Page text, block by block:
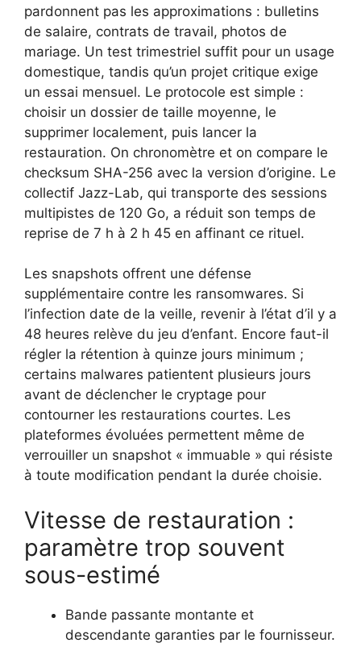
pardonnent pas les approximations : bulletins
de salaire, contrats de travail, photos de
mariage. Un test trimestriel suffit pour un usage
domestique, tandis qu’un projet critique exige
un essai mensuel. Le protocole est simple :
choisir un dossier de taille moyenne, le
supprimer localement, puis lancer la
restauration. On chronomètre et on compare le
checksum SHA-256 avec la version d’origine. Le
collectif Jazz-Lab, qui transporte des sessions
multipistes de 120 Go, a réduit son temps de
reprise de 7 h à 2 h 45 en affinant ce rituel.
Les snapshots offrent une défense
supplémentaire contre les ransomwares. Si
l’infection date de la veille, revenir à l’état d’il y a
48 heures relève du jeu d’enfant. Encore faut-il
régler la rétention à quinze jours minimum ;
certains malwares patientent plusieurs jours
avant de déclencher le cryptage pour
contourner les restaurations courtes. Les
plateformes évoluées permettent même de
verrouiller un snapshot « immuable » qui résiste
à toute modification pendant la durée choisie.
Vitesse de restauration :
paramètre trop souvent
sous-estimé
Bande passante montante et
descendante garanties par le fournisseur.